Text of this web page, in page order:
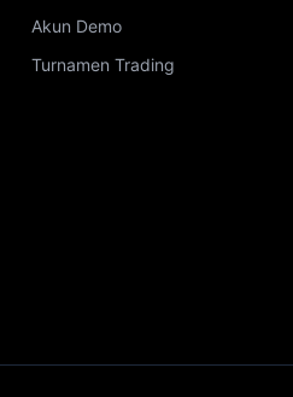
Akun Demo
Turnamen Trading